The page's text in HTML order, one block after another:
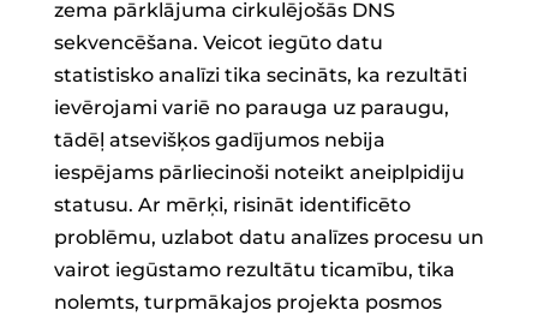
zema pārklājuma cirkulējošās DNS
sekvencēšana. Veicot iegūto datu
statistisko analīzi tika secināts, ka rezultāti
ievērojami variē no parauga uz paraugu,
tādēļ atsevišķos gadījumos nebija
iespējams pārliecinoši noteikt aneiplpidiju
statusu. Ar mērķi, risināt identificēto
problēmu, uzlabot datu analīzes procesu un
vairot iegūstamo rezultātu ticamību, tika
nolemts, turpmākajos projekta posmos